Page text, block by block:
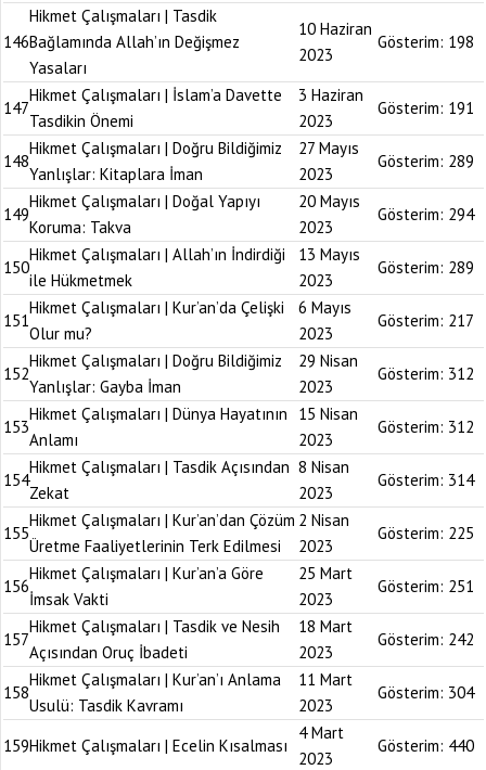
146
Hikmet Çalışmaları | Tasdik
Bağlamında Allah’ın Değişmez
Yasaları
10 Haziran
2023
Gösterim: 198
147
Hikmet Çalışmaları | İslam’a Davette
Tasdikin Önemi
3 Haziran
2023
Gösterim: 191
148
Hikmet Çalışmaları | Doğru Bildiğimiz
Yanlışlar: Kitaplara İman
27 Mayıs
2023
Gösterim: 289
149
Hikmet Çalışmaları | Doğal Yapıyı
Koruma: Takva
20 Mayıs
2023
Gösterim: 294
150
Hikmet Çalışmaları | Allah’ın İndirdiği
ile Hükmetmek
13 Mayıs
2023
Gösterim: 289
151
Hikmet Çalışmaları | Kur’an’da Çelişki
Olur mu?
6 Mayıs
2023
Gösterim: 217
152
Hikmet Çalışmaları | Doğru Bildiğimiz
Yanlışlar: Gayba İman
29 Nisan
2023
Gösterim: 312
153
Hikmet Çalışmaları | Dünya Hayatının
Anlamı
15 Nisan
2023
Gösterim: 312
154
Hikmet Çalışmaları | Tasdik Açısından
Zekat
8 Nisan
2023
Gösterim: 314
155
Hikmet Çalışmaları | Kur’an’dan Çözüm
Üretme Faaliyetlerinin Terk Edilmesi
2 Nisan
2023
Gösterim: 225
156
Hikmet Çalışmaları | Kur’an’a Göre
İmsak Vakti
25 Mart
2023
Gösterim: 251
157
Hikmet Çalışmaları | Tasdik ve Nesih
Açısından Oruç İbadeti
18 Mart
2023
Gösterim: 242
158
Hikmet Çalışmaları | Kur’an’ı Anlama
Usulü: Tasdik Kavramı
11 Mart
2023
Gösterim: 304
159Hikmet Çalışmaları | Ecelin Kısalması
4 Mart
2023
Gösterim: 440